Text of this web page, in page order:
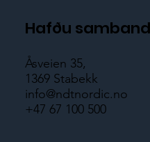
Hafðu samband
Åsveien 35,
1369 Stabekk
info@ndtnordic.no
+47 67 100 500